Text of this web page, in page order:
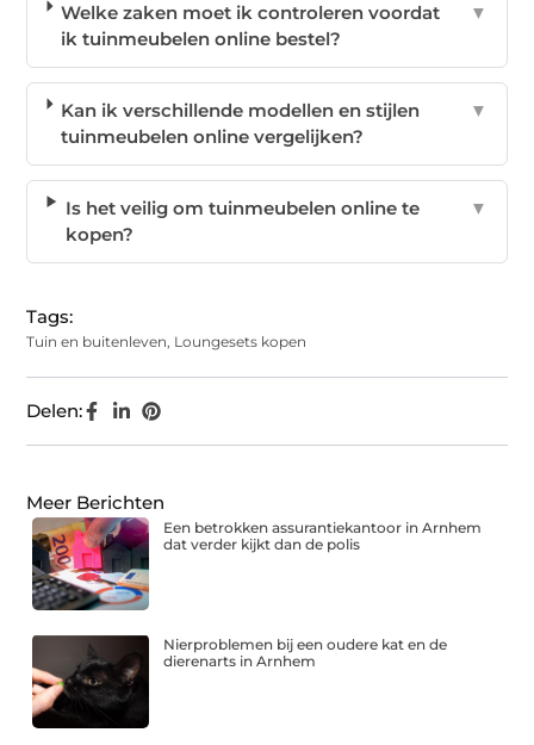
Welke zaken moet ik controleren voordat
ik tuinmeubelen online bestel?
▼
Kan ik verschillende modellen en stijlen
tuinmeubelen online vergelijken?
▼
Is het veilig om tuinmeubelen online te
kopen?
▼
Tags:
Tuin en buitenleven, Loungesets kopen
Delen:
Meer Berichten
Een betrokken assurantiekantoor in Arnhem
dat verder kijkt dan de polis
Nierproblemen bij een oudere kat en de
dierenarts in Arnhem